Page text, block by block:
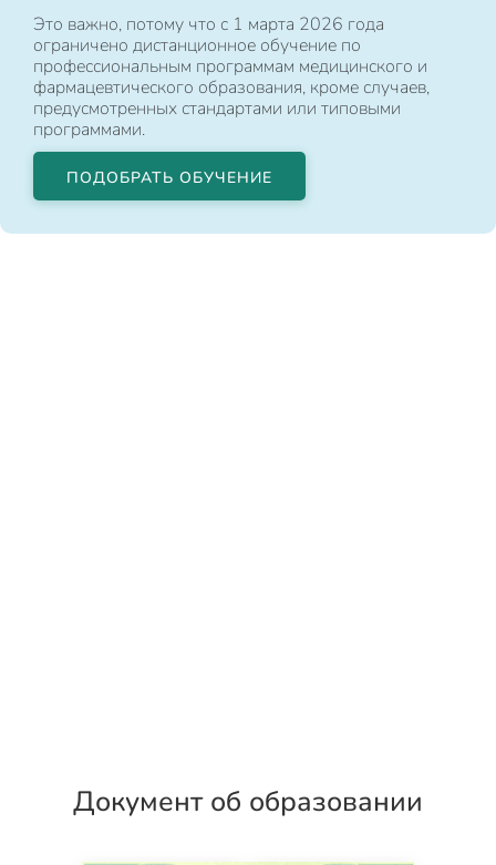
Это важно, потому что с 1 марта 2026 года
ограничено дистанционное обучение по
профессиональным программам медицинского и
фармацевтического образования, кроме случаев,
предусмотренных стандартами или типовыми
программами.
ПОДОБРАТЬ ОБУЧЕНИЕ
Документ об образовании